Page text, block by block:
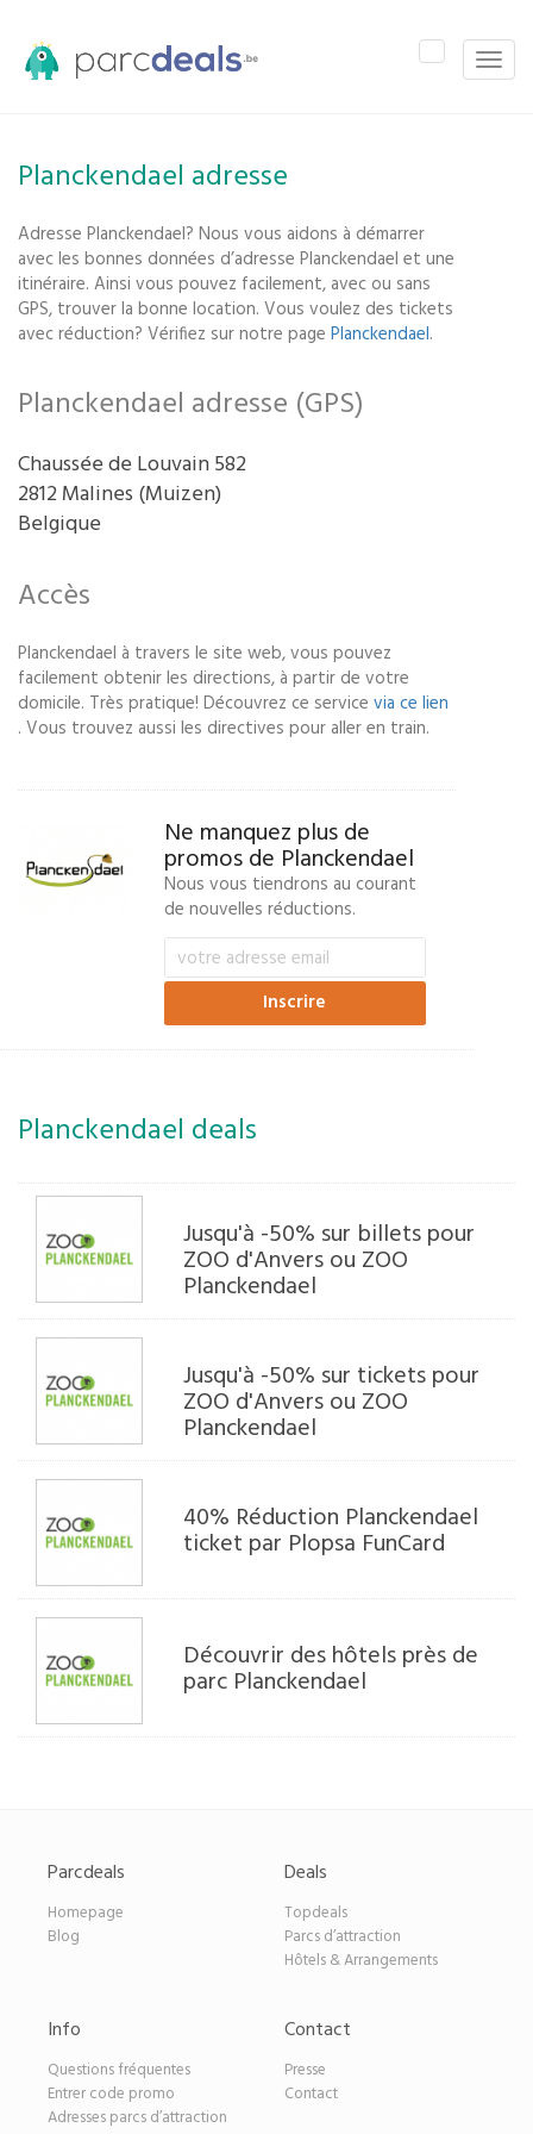
Toggle
Toggle
navigation
Planckendael adresse
Adresse Planckendael? Nous vous aidons à démarrer
avec les bonnes données d’adresse Planckendael et une
itinéraire. Ainsi vous pouvez facilement, avec ou sans
GPS, trouver la bonne location. Vous voulez des tickets
avec réduction? Vérifiez sur notre page Planckendael.
Planckendael adresse (GPS)
Chaussée de Louvain 582
2812 Malines (Muizen)
Belgique
Accès
Planckendael à travers le site web, vous pouvez
facilement obtenir les directions, à partir de votre
domicile. Très pratique! Découvrez ce service via ce lien
. Vous trouvez aussi les directives pour aller en train.
Ne manquez plus de
promos de Planckendael
Nous vous tiendrons au courant
de nouvelles réductions.
Planckendael deals
Jusqu'à -50% sur billets pour
ZOO d'Anvers ou ZOO
Planckendael
Jusqu'à -50% sur tickets pour
ZOO d'Anvers ou ZOO
Planckendael
40% Réduction Planckendael
ticket par Plopsa FunCard
Découvrir des hôtels près de
parc Planckendael
Parcdeals
Homepage
Blog
Deals
Topdeals
Parcs d’attraction
Hôtels & Arrangements
Info
Questions fréquentes
Entrer code promo
Adresses parcs d’attraction
Contact
Presse
Contact